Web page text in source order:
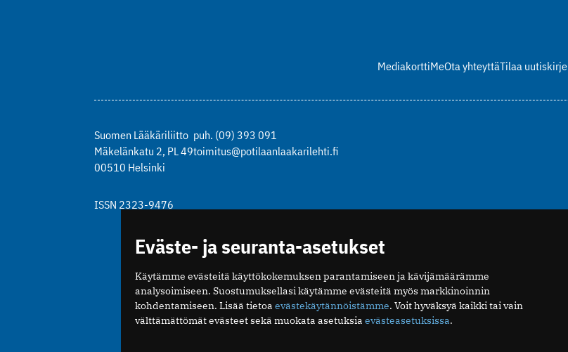
MediakorttiMeOta yhteyttäTilaa uutiskirje
Suomen Lääkäriliitto
Mäkelänkatu 2, PL 49
00510 Helsinki
puh. (09) 393 091
toimitus@potilaanlaakarilehti.fi
ISSN 2323-9476
Eväste- ja seuranta-asetukset
Käytämme evästeitä käyttökokemuksen parantamiseen ja kävijämäärämme
analysoimiseen. Suostumuksellasi käytämme evästeitä myös markkinoinnin
kohdentamiseen. Lisää tietoa evästekäytännöistämme. Voit hyväksyä kaikki tai vain
välttämättömät evästeet sekä muokata asetuksia evästeasetuksissa.